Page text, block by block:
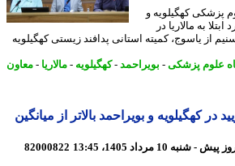
کهگیلویه و
10 مورد ابتلا به مالاریا در
یاسوج، کمیته استانی پدافند زیستی کهگیلویه
پزشکی-بویراحمد -کهگیلویه-مالاریا-معاون
کهگیلویه و بویراحمد بالاتر از میانگین
82000822